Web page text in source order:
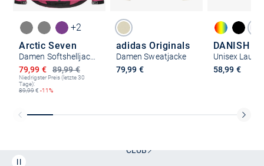
+2
Arctic Seven
Damen Softshelljacke - ASCelina
89,99 €
Ermäßigter Preis
79,99 €
Niedrigster Preis (letzte 30
Tage):
89,99€ -11%
adidas Originals
Damen Sweatjacke
79,99 €
Unisex
58,99 €
CLUB